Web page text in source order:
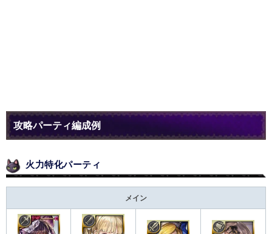
攻略パーティ編成例
火力特化パーティ
メイン